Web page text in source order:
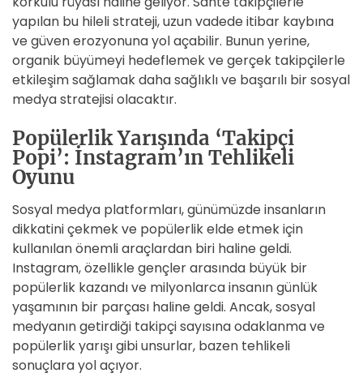
yapılan bu hileli strateji, uzun vadede itibar kaybına
ve güven erozyonuna yol açabilir. Bunun yerine,
organik büyümeyi hedeflemek ve gerçek takipçilerle
etkileşim sağlamak daha sağlıklı ve başarılı bir sosyal
medya stratejisi olacaktır.
Popülerlik Yarışında ‘Takipçi
Popi’: İnstagram’ın Tehlikeli
Oyunu
Sosyal medya platformları, günümüzde insanların
dikkatini çekmek ve popülerlik elde etmek için
kullanılan önemli araçlardan biri haline geldi.
Instagram, özellikle gençler arasında büyük bir
popülerlik kazandı ve milyonlarca insanın günlük
yaşamının bir parçası haline geldi. Ancak, sosyal
medyanın getirdiği takipçi sayısına odaklanma ve
popülerlik yarışı gibi unsurlar, bazen tehlikeli
sonuçlara yol açıyor.